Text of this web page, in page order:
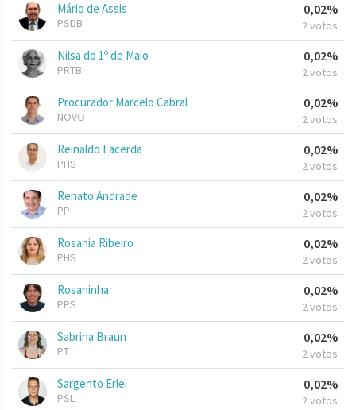
Mário de Assis
PSDB
0,02%
2 votos
Nilsa do 1º de Maio
PRTB
0,02%
2 votos
Procurador Marcelo Cabral
NOVO
0,02%
2 votos
Reinaldo Lacerda
PHS
0,02%
2 votos
Renato Andrade
PP
0,02%
2 votos
Rosania Ribeiro
PHS
0,02%
2 votos
Rosaninha
PPS
0,02%
2 votos
Sabrina Braun
PT
0,02%
2 votos
Sargento Erlei
PSL
0,02%
2 votos